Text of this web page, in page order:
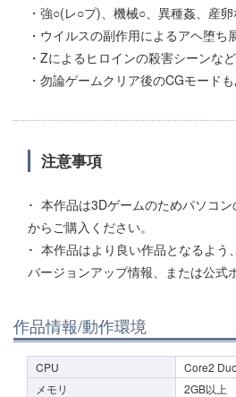
・強○(レ○プ)、機械○、異種姦、産
・ウイルスの副作用によるアヘ堕ち
・Zによるヒロインの殺害シーンな
・勿論ゲームクリア後のCGモード
注意事項
本作品は3Dゲームのためパソコ
からご購入ください。
本作品はより良い作品となるよ
バージョンアップ情報、または公式
作品情報/動作環境
CPU
Core2
メモリ
2GB以上